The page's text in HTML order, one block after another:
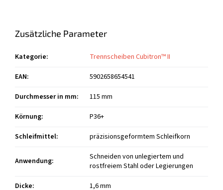
Zusätzliche Parameter
Kategorie:
Trennscheiben Cubitron™ II
EAN:
5902658654541
Durchmesser in mm:
115 mm
Körnung:
P36+
Schleifmittel: präzisionsgeformtem Schleifkorn
Anwendung:
Schneiden von unlegiertem und
rostfreiem Stahl oder Legierungen
Dicke:
1,6 mm